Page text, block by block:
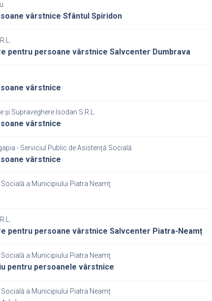
vârstnice Sfântul Spiridon
pentru persoane vârstnice Salvcenter Dumbrava
vârstnice
și Supraveghere Isodan S.R.L.
vârstnice
- Serviciul Public de Asistență Socială
vârstnice
a Municipiului Piatra Neamţ
pentru persoane vârstnice Salvcenter Piatra-Neamț
a Municipiului Piatra Neamţ
pentru persoanele vârstnice
a Municipiului Piatra Neamț